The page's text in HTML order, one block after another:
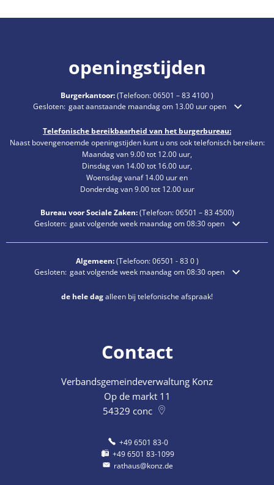
openingstijden
Burgerkantoor:(Telefoon:06501 – 83 4100)
Klik om extra openings- of sluitingstijden te verbergen
Gesloten: gaat aanstaande maandag om 13.00 uur open
Telefonische bereikbaarheid van het burgerbureau:
Naast bovengenoemde openingstijden kunt u ons ook telefonisch bereiken:
Maandag van 9.00 tot 12.00 uur,
Dinsdag van 14.00 tot 16.00 uur,
Woensdag vanaf 14.00 uur en
Donderdag van 9.00 tot 12.00 uur
Bureau voor Sociale Zaken:(Telefoon:06501 – 834500)
Klik om extra openings- of sluitingstijden te verbergen
Gesloten: gaat volgende week maandag om 08:30 open
Algemeen:(Telefoon:06501 - 83 0)
Klik om extra openings- of sluitingstijden te verbergen
Gesloten: gaat volgende week maandag om 08:30 open
de hele dagalleen bij telefonische afspraak!
Contact
Verbandsgemeindeverwaltung Konz
Op de markt 11
54329 conc
+49 6501 83-0
+49 6501 83-1099
rathaus@konz.de